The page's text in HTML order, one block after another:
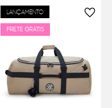
LANÇAMENTO
FRETE GRÁTIS